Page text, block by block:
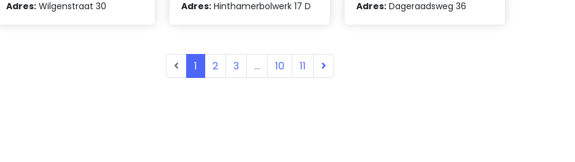
Adres: Wilgenstraat 30
Adres: Hinthamerbolwerk 17 D
Adres: Dageraadsweg 36
1 2 3 ... 10 11